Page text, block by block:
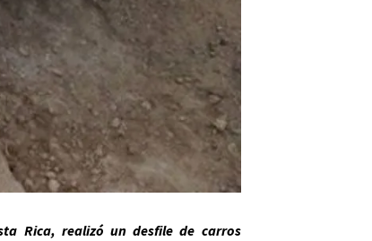
Rica, realizó un desfile de carros